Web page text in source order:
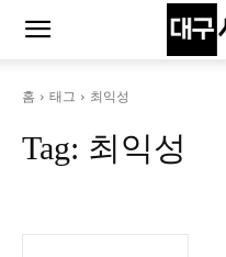
홈 태그 최익성
Tag: 최익성